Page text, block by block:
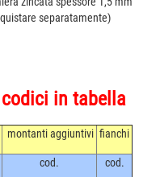
separatamente)
in tabella
montanti aggiuntivi fianchi
cod. cod.